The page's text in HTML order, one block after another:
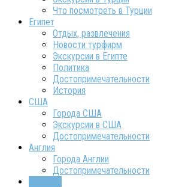
Что посмотреть в Турции
Египет
Отдых, развлечения
Новости турфирм
Экскурсии в Египте
Политика
Достопримечательности
История
США
Города США
Экскурсии в США
Достопримечательности
Англия
Города Англии
Достопримечательности